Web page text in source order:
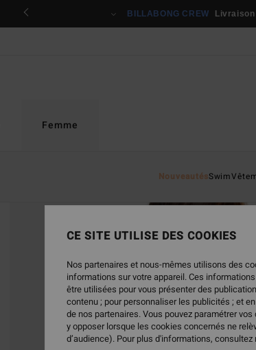
BILLABONG CREW
Femme
NouveautésSwim
CE SITE UTILISE DES COOKIES
Nos partenaires et nous-mêmes utilisons des
informations sur votre appareil. Ces
être utilisées pour vous présenter des
contenu ; pour personnaliser les publicités ; et
de nos partenaires. Vous pouvez paramétrer
y opposer lorsque les cookies concernés ne
d’audience). Pour plus d'informations, consultez